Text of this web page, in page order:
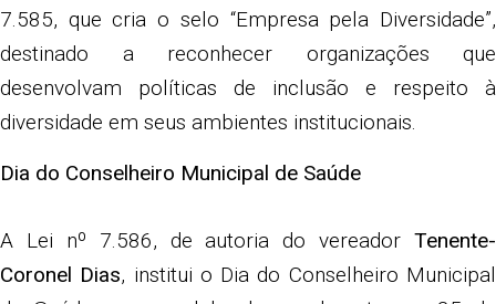
7.585, que cria o selo “Empresa pela Diversidade”,
destinado a reconhecer organizações que
desenvolvam políticas de inclusão e respeito à
diversidade em seus ambientes institucionais.
Dia do Conselheiro Municipal de Saúde
A Lei nº 7.586, de autoria do vereador Tenente-
Coronel Dias, institui o Dia do Conselheiro Municipal